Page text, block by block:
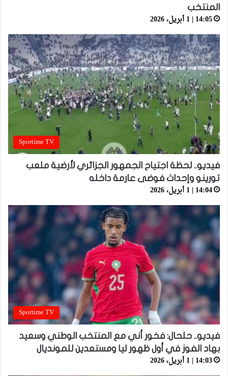
المنتخب
14:05 | 1 أبريل، 2026
Sportime TV
فيديو.. لحظة اجتياح الجمهور الجزائري لأرضية ملعب
تورينو وإحداث فوضى عارمة داخله
14:04 | 1 أبريل، 2026
Sportime TV
فيديو.. حلحال: فخور أني مع المنتخب الوطني وسعيد
بهاد الفوز في أول ظهور ليا ومستعدين للمونديال
14:03 | 1 أبريل، 2026